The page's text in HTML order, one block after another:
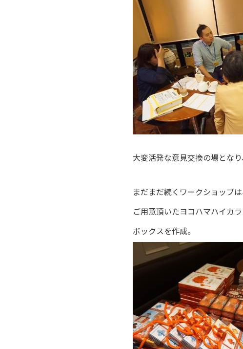
大変活発な意見交換の場とな
まだまだ続くワークショップ
ご用意頂いたヨコハマハイカ
ボックスを作成。